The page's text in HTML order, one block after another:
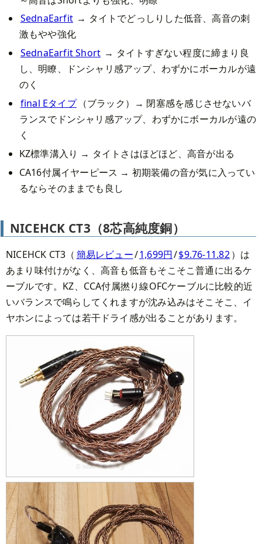
SednaEarfit → タイトでどっしりした低音、高音の刺
激もやや強化
SednaEarfit Short → タイトすぎない程度に締まり良
し、明瞭、ドンシャリ感アップ、わずかにボーカルが遠
のく
final Eタイプ （ブラック）→ 閉塞感を感じさせないバ
ランスでドンシャリ感アップ、わずかにボーカルが遠の
く
KZ標準溝入り → タイトさはほどほど、高音が出る
CA16付属イヤーピース → 初期装備の音が気に入ってい
るならそのままでも良し
NICEHCK CT3（8芯高純度銅）
NICEHCK CT3（ 簡易レビュー/1,699円/$9.76-11.82）は
あまり味付けがなく、高音も低音もそこそこ普通に出るケ
ーブルです。KZ、CCA付属撚り線OFCケーブルに比較的近
いバランスで鳴らしてくれますが沈み込みはそこそこ、イ
ヤホンによっては若干ドライ感が出ることがあります。